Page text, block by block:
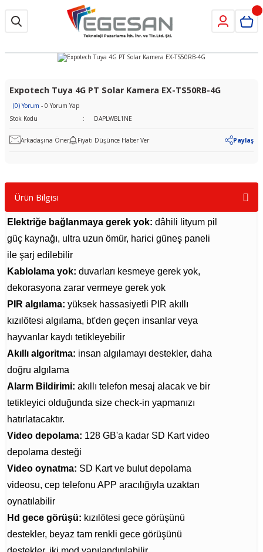
Expotech Tuya 4G PT Solar Kamera EX-TS50RB-4G
(0) Yorum - 0 Yorum Yap
Stok Kodu
DAPLWBL1NE
Arkadaşına Öner Fiyatı Düşünce Haber Ver Paylaş
Ürün Bilgisi
Elektriğe bağlanmaya gerek yok: dâhili lityum pil
güç kaynağı, ultra uzun ömür, harici güneş paneli
ile şarj edilebilir
Kablolama yok: duvarları kesmeye gerek yok,
dekorasyona zarar vermeye gerek yok
PIR algılama: yüksek hassasiyetli PIR akıllı
kızılötesi algılama, bt'den geçen insanlar veya
hayvanlar kaydı tetikleyebilir
Akıllı algoritma: insan algılamayı destekler, daha
doğru algılama
Alarm Bildirimi: akıllı telefon mesaj alacak ve bir
tetikleyici olduğunda size check-in yapmanızı
hatırlatacaktır.
Video depolama: 128 GB'a kadar SD Kart video
depolama desteği
Video oynatma: SD Kart ve bulut depolama
videosu, cep telefonu APP aracılığıyla uzaktan
oynatılabilir
Hd gece görüşü: kızılötesi gece görüşünü
destekler, beyaz tam renkli gece görüşünü